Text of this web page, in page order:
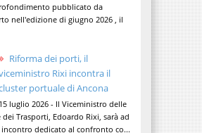
pubblicato da
nell'edizione di giugno 2026 , il
Riforma dei porti, il
Rixi incontra il
portuale di Ancona
15 luglio 2026 - Il Viceministro delle
Trasporti, Edoardo Rixi, sarà ad
dedicato al confronto co...